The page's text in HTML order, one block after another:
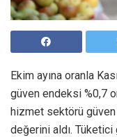
Ekim ayına oranla
güven endeksi %0,7
hizmet sektörü güven
değerini aldı. Tüketici